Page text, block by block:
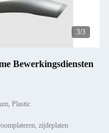
1/3
Bewerkingsdiensten
Plastic
zijdeplaten